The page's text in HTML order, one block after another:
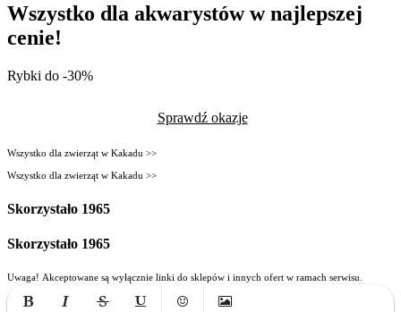
Wszystko dla akwarystów w najlepszej
cenie!
Rybki do -30%
Sprawdź okazje
Wszystko dla zwierząt w Kakadu >>
Wszystko dla zwierząt w Kakadu >>
Skorzystało 1965
Skorzystało 1965
Uwaga! Akceptowane są wyłącznie linki do sklepów i innych ofert w ramach serwisu.